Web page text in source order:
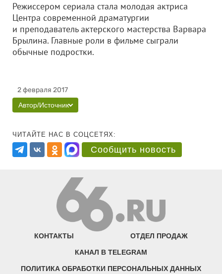
Режиссером сериала стала молодая актриса
Центра современной драматургии
и преподаватель актерского мастерства Варвара
Брылина. Главные роли в фильме сыграли
обычные подростки.
2 февраля 2017
Автор/Источник
ЧИТАЙТЕ НАС В СОЦСЕТЯХ:
Сообщить новость
КОНТАКТЫ ОТДЕЛ ПРОДАЖ
КАНАЛ В TELEGRAM
ПОЛИТИКА ОБРАБОТКИ ПЕРСОНАЛЬНЫХ ДАННЫХ